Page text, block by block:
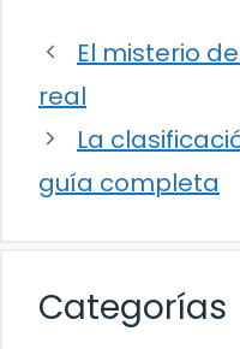
El misterio
real
La
guía completa
Categorías